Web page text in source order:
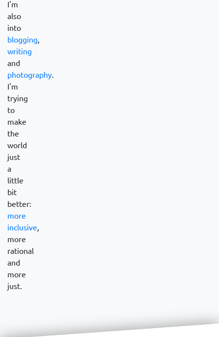
I'm
also
into
blogging,
writing
and
photography.
I'm
trying
to
make
the
world
just
a
little
bit
better:
more
inclusive,
more
rational
and
more
just.